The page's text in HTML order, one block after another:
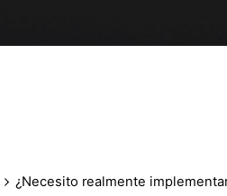
¿Necesito realmente implementar